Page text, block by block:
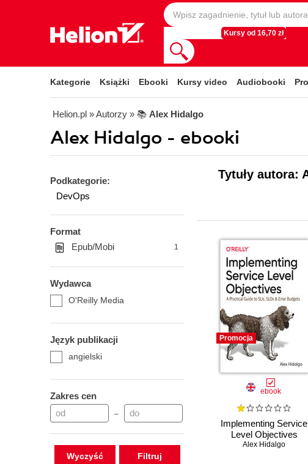
Kursy od 16,70 zł
Kategorie Książki Ebooki Kursy video Audiobooki
Helion.pl » Autorzy » 📚 Alex Hidalgo
Alex Hidalgo - ebooki
Podkategorie:
DevOps
Format
Epub/Mobi
1
Wydawca
O'Reilly Media
Język publikacji
angielski
Zakres cen
–
Wyczyść
Tytuły autora:
Promocja
ebook
Implementing Service
Level Objectives
Alex Hidalgo